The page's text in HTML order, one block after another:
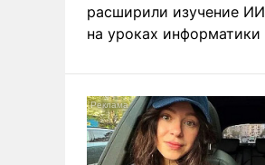
расширили изучение ИИ
на уроках информатики